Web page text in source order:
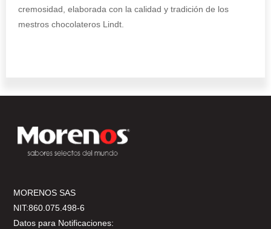
cremosidad, elaborada con la calidad y tradición de los
mestros chocolateros Lindt.
MORENOS SAS
NIT:860.075.498-6
Datos para Notificaciones: